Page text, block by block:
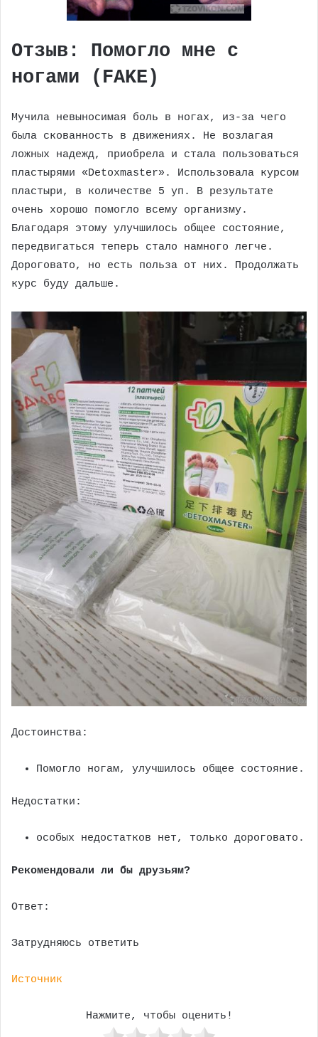
Отзыв: Помогло мне с
ногами (FAKE)
Мучила невыносимая боль в ногах, из-за чего
была скованность в движениях. Не возлагая
ложных надежд, приобрела и стала пользоваться
пластырями «Detoxmaster». Использовала курсом
пластыри, в количестве 5 уп. В результате
очень хорошо помогло всему организму.
Благодаря этому улучшилось общее состояние,
передвигаться теперь стало намного легче.
Дороговато, но есть польза от них. Продолжать
курс буду дальше.
Достоинства:
Помогло ногам, улучшилось общее состояние.
Недостатки:
особых недостатков нет, только дороговато.
Рекомендовали ли бы друзьям?
Ответ:
Затрудняюсь ответить
Источник
Нажмите, чтобы оценить!